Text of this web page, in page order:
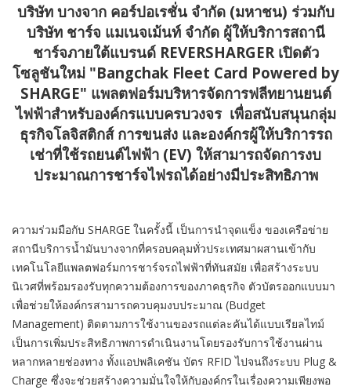
บริษัท บางจาก คอร์ปอเรชั่น จำกัด (มหาชน) ร่วมกับ
บริษัท ชาร์จ แมเนจเม้นท์ จำกัด ผู้ให้บริการสถานี
ชาร์จภายใต้แบรนด์ REVERSHARGER เปิดตัว
โซลูชันใหม่ "Bangchak Fleet Card Powered by
SHARGE" แพลตฟอร์มบริหารจัดการฟลีทยานยนต์
ไฟฟ้าสำหรับองค์กรแบบครบวงจร เพื่อสนับสนุนกลุ่ม
ธุรกิจโลจิสติกส์ การขนส่ง และองค์กรผู้ให้บริการรถ
เช่าที่ใช้รถยนต์ไฟฟ้า (EV) ให้สามารถจัดการงบ
ประมาณการชาร์จไฟรถได้อย่างมีประสิทธิภาพ
ความร่วมมือกับ SHARGE ในครั้งนี้ เป็นการนำจุดแข็ง ของเครือข่าย
สถานีบริการน้ำมันบางจากที่ครอบคลุมทั่วประเทศมาผสานเข้ากับ
เทคโนโลยีแพลตฟอร์มการชาร์จรถไฟฟ้าที่ทันสมัย เพื่อสร้างระบบ
นิเวศที่พร้อมรองรับทุกความต้องการของภาคธุรกิจ ตัวบัตรออกแบบมา
เพื่อช่วยให้องค์กรสามารถควบคุมงบประมาณ (Budget
Management) ติดตามการใช้งานของรถแต่ละคันได้แบบเรียลไทม์
เป็นการเพิ่มประสิทธิภาพการดำเนินงานโดยรองรับการใช้งานผ่าน
หลากหลายช่องทาง ทั้งแอปพลิเคชัน บัตร RFID ไปจนถึงระบบ Plug &
Charge ซึ่งจะช่วยสร้างความมั่นใจให้กับองค์กรในเรื่องความเพียงพอ